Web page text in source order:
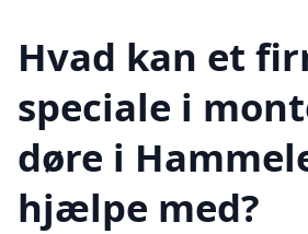
Hvad kan et
speciale i
døre i
hjælpe med?